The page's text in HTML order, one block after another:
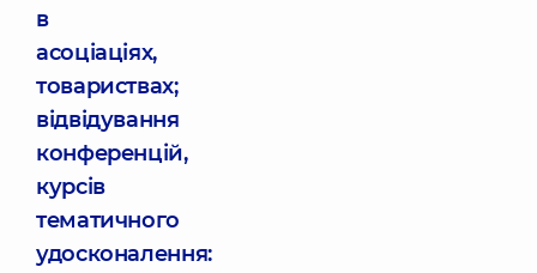
в
асоціаціях,
товариствах;
відвідування
конференцій,
курсів
тематичного
удосконалення: